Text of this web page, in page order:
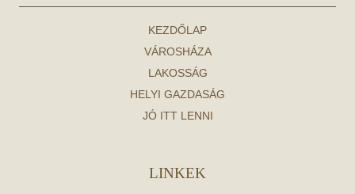
KEZDŐLAP
VÁROSHÁZA
LAKOSSÁG
HELYI GAZDASÁG
JÓ ITT LENNI
LINKEK